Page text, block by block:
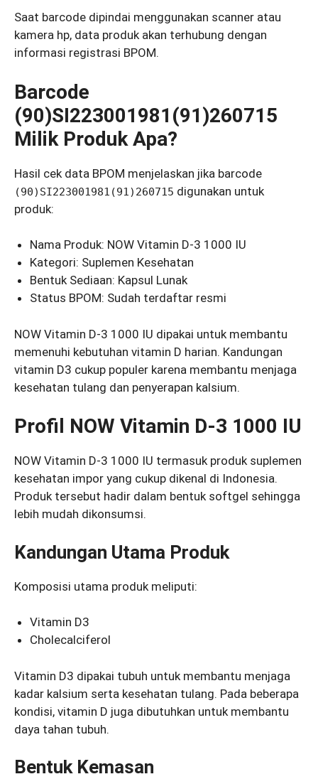
Saat barcode dipindai menggunakan scanner atau
kamera hp, data produk akan terhubung dengan
informasi registrasi BPOM.
Barcode
(90)SI223001981(91)260715
Milik Produk Apa?
Hasil cek data BPOM menjelaskan jika barcode
(90)SI223001981(91)260715 digunakan untuk
produk:
Nama Produk: NOW Vitamin D-3 1000 IU
Kategori: Suplemen Kesehatan
Bentuk Sediaan: Kapsul Lunak
Status BPOM: Sudah terdaftar resmi
NOW Vitamin D-3 1000 IU dipakai untuk membantu
memenuhi kebutuhan vitamin D harian. Kandungan
vitamin D3 cukup populer karena membantu menjaga
kesehatan tulang dan penyerapan kalsium.
Profil NOW Vitamin D-3 1000 IU
NOW Vitamin D-3 1000 IU termasuk produk suplemen
kesehatan impor yang cukup dikenal di Indonesia.
Produk tersebut hadir dalam bentuk softgel sehingga
lebih mudah dikonsumsi.
Kandungan Utama Produk
Komposisi utama produk meliputi:
Vitamin D3
Cholecalciferol
Vitamin D3 dipakai tubuh untuk membantu menjaga
kadar kalsium serta kesehatan tulang. Pada beberapa
kondisi, vitamin D juga dibutuhkan untuk membantu
daya tahan tubuh.
Bentuk Kemasan